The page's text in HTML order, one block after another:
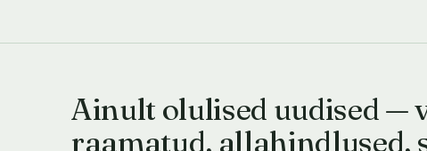
Ainult olulised uudised —
raamatud, allahindlused,